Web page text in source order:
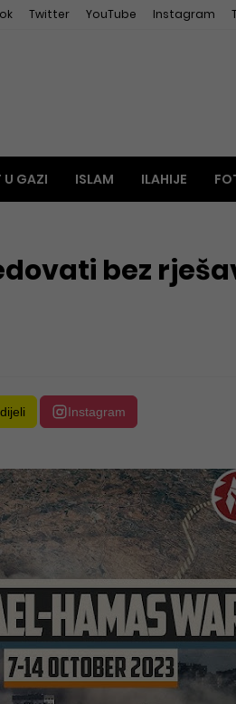
Twitter YouTube Instagram
U GAZI ISLAM ILAHIJE
bez
Instagram